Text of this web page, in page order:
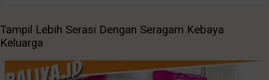
Tampil Lebih Serasi Dengan Seragam Kebaya
Keluarga